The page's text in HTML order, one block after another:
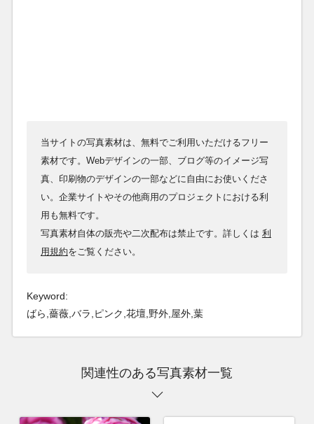
当サイトの写真素材は、無料でご利用いただけるフリー
素材です。Webデザインの一部、ブログ等のイメージ写
真、印刷物のデザインの一部などに自由にお使いくださ
い。企業サイトやその他商用のプロジェクトにおける利
用も無料です。
写真素材自体の販売や二次配布は禁止です。詳しくは 利
用規約をご覧ください。
Keyword:
ばら,薔薇,バラ,ピンク,花壇,野外,屋外,葉
関連性のある写真素材一覧